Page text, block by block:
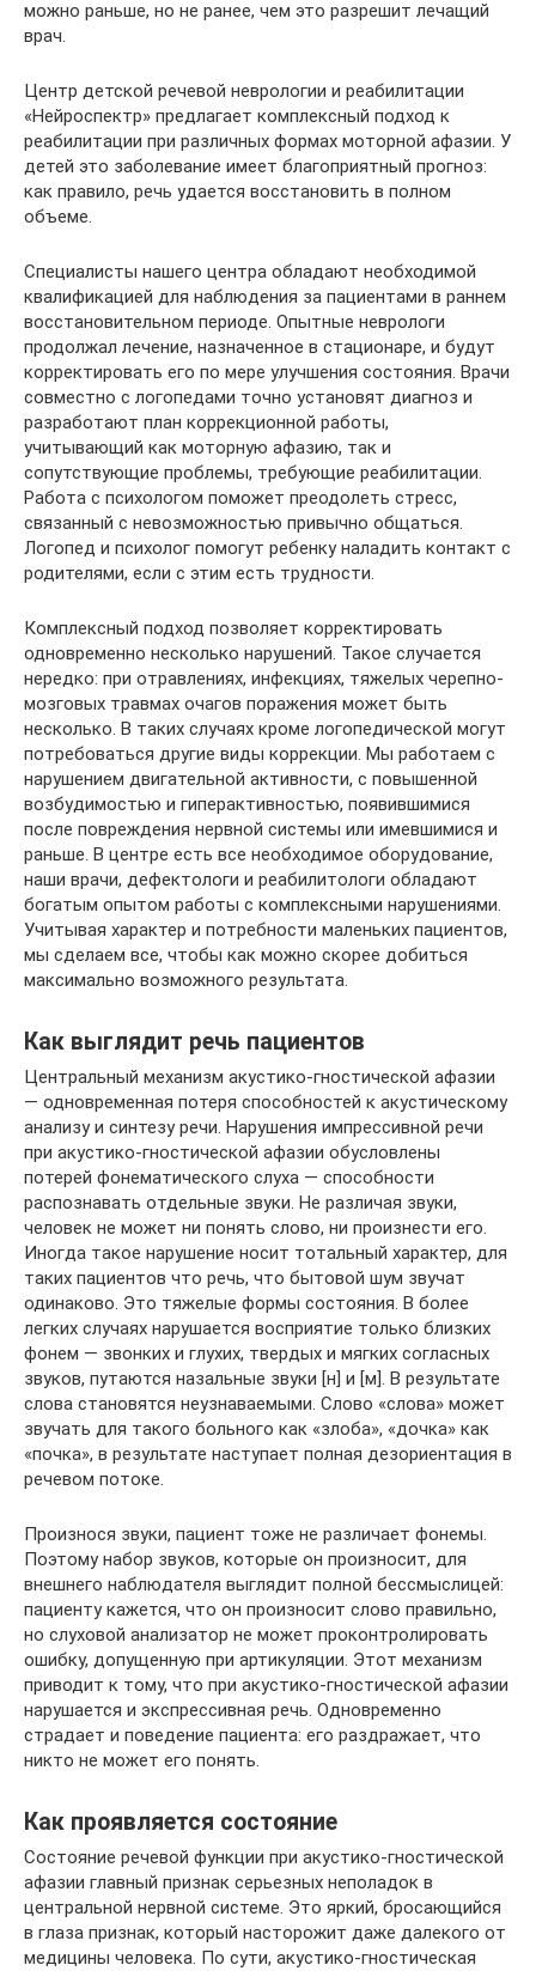
можно раньше, но не ранее, чем это разрешит лечащий
врач.
Центр детской речевой неврологии и реабилитации
«Нейроспектр» предлагает комплексный подход к
реабилитации при различных формах моторной афазии. У
детей это заболевание имеет благоприятный прогноз:
как правило, речь удается восстановить в полном
объеме.
Специалисты нашего центра обладают необходимой
квалификацией для наблюдения за пациентами в раннем
восстановительном периоде. Опытные неврологи
продолжал лечение, назначенное в стационаре, и будут
корректировать его по мере улучшения состояния. Врачи
совместно с логопедами точно установят диагноз и
разработают план коррекционной работы,
учитывающий как моторную афазию, так и
сопутствующие проблемы, требующие реабилитации.
Работа с психологом поможет преодолеть стресс,
связанный с невозможностью привычно общаться.
Логопед и психолог помогут ребенку наладить контакт с
родителями, если с этим есть трудности.
Комплексный подход позволяет корректировать
одновременно несколько нарушений. Такое случается
нередко: при отравлениях, инфекциях, тяжелых черепно-
мозговых травмах очагов поражения может быть
несколько. В таких случаях кроме логопедической могут
потребоваться другие виды коррекции. Мы работаем с
нарушением двигательной активности, с повышенной
возбудимостью и гиперактивностью, появившимися
после повреждения нервной системы или имевшимися и
раньше. В центре есть все необходимое оборудование,
наши врачи, дефектологи и реабилитологи обладают
богатым опытом работы с комплексными нарушениями.
Учитывая характер и потребности маленьких пациентов,
мы сделаем все, чтобы как можно скорее добиться
максимально возможного результата.
Как выглядит речь пациентов
Центральный механизм акустико-гностической афазии
— одновременная потеря способностей к акустическому
анализу и синтезу речи. Нарушения импрессивной речи
при акустико-гностической афазии обусловлены
потерей фонематического слуха — способности
распознавать отдельные звуки. Не различая звуки,
человек не может ни понять слово, ни произнести его.
Иногда такое нарушение носит тотальный характер, для
таких пациентов что речь, что бытовой шум звучат
одинаково. Это тяжелые формы состояния. В более
легких случаях нарушается восприятие только близких
фонем — звонких и глухих, твердых и мягких согласных
звуков, путаются назальные звуки [н] и [м]. В результате
слова становятся неузнаваемыми. Слово «слова» может
звучать для такого больного как «злоба», «дочка» как
«почка», в результате наступает полная дезориентация в
речевом потоке.
Произнося звуки, пациент тоже не различает фонемы.
Поэтому набор звуков, которые он произносит, для
внешнего наблюдателя выглядит полной бессмыслицей:
пациенту кажется, что он произносит слово правильно,
но слуховой анализатор не может проконтролировать
ошибку, допущенную при артикуляции. Этот механизм
приводит к тому, что при акустико-гностической афазии
нарушается и экспрессивная речь. Одновременно
страдает и поведение пациента: его раздражает, что
никто не может его понять.
Как проявляется состояние
Состояние речевой функции при акустико-гностической
афазии главный признак серьезных неполадок в
центральной нервной системе. Это яркий, бросающийся
в глаза признак, который насторожит даже далекого от
медицины человека. По сути, акустико-гностическая